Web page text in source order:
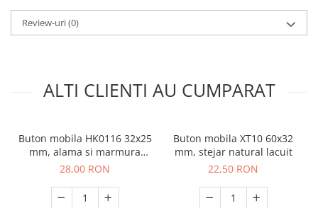
Review-uri(0)
ALTI CLIENTI AU CUMPARAT
Buton mobila HK0116 32x25
mm, alama si marmura
naturala
28,00 RON
Buton mobila XT10 60x32
mm, stejar natural lacuit
22,50 RON